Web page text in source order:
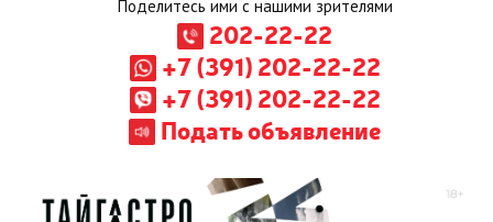
Поделитесь ими с нашими зрителями
202-22-22
+7 (391) 202-22-22
+7 (391) 202-22-22
Подать объявление